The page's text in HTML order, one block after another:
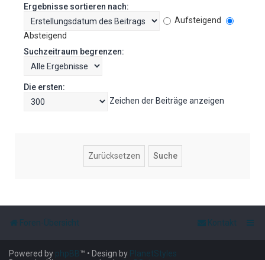
Ergebnisse sortieren nach:
Aufsteigend
Absteigend
Suchzeitraum begrenzen:
Die ersten:
Zeichen der Beiträge anzeigen
Foren-Übersicht Kontakt
Powered by phpBB™ • Design by PlanetStyles